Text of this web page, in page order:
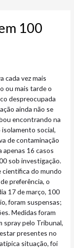
100
cada vez mais
ou mais tarde o
despreocupada
ainda não se
encontrando na
isolamento social,
de contaminação
apenas 16 casos
sob investigação.
científica do mundo
preferência, o
17 de março, 100
foram suspensas;
Medidas foram
spray pelo Tribunal,
presentes no
situação, foi